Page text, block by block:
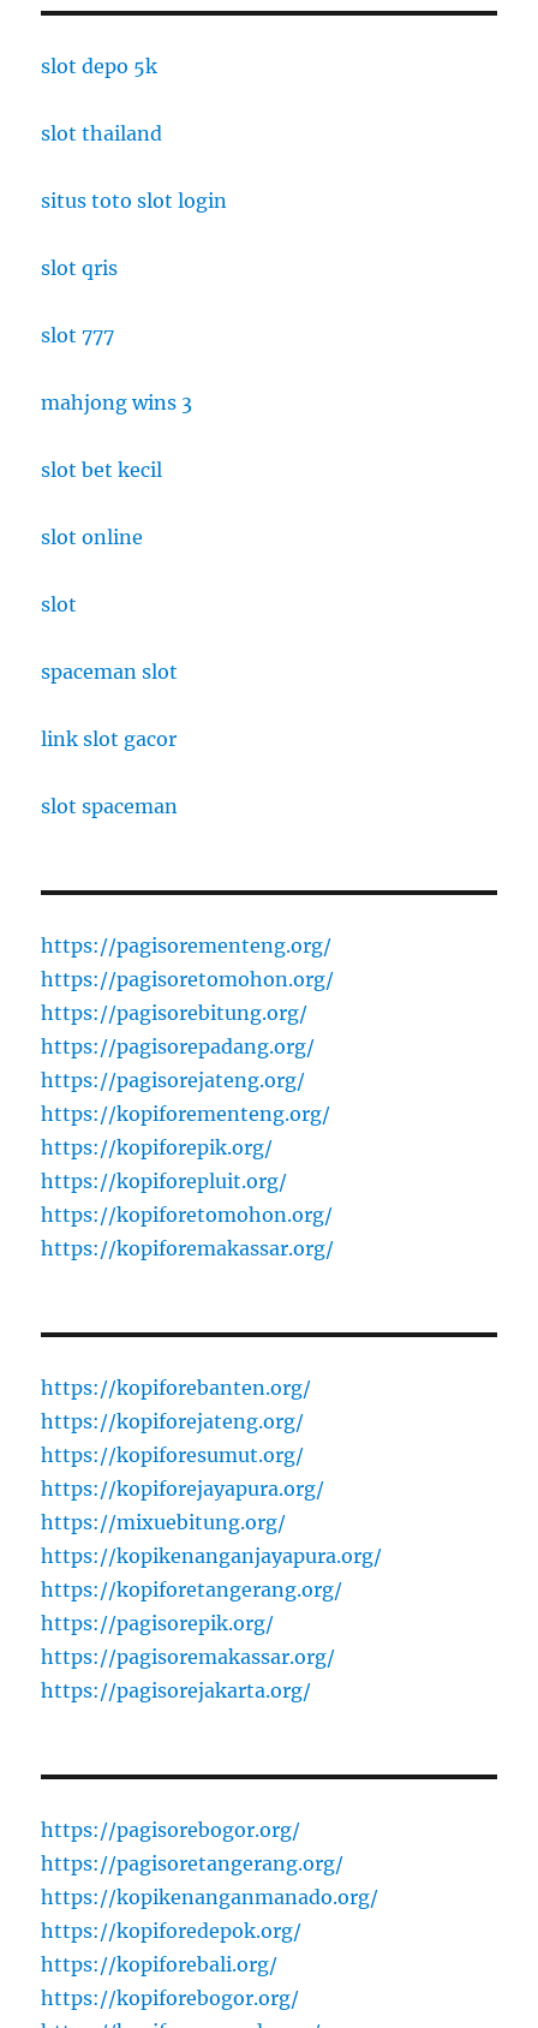
slot depo 5k
slot thailand
situs toto slot login
slot qris
slot 777
mahjong wins 3
slot bet kecil
slot online
slot
spaceman slot
link slot gacor
slot spaceman
https://pagisorementeng.org/
https://pagisoretomohon.org/
https://pagisorebitung.org/
https://pagisorepadang.org/
https://pagisorejateng.org/
https://kopiforementeng.org/
https://kopiforepik.org/
https://kopiforepluit.org/
https://kopiforetomohon.org/
https://kopiforemakassar.org/
https://kopiforebanten.org/
https://kopiforejateng.org/
https://kopiforesumut.org/
https://kopiforejayapura.org/
https://mixuebitung.org/
https://kopikenanganjayapura.org/
https://kopiforetangerang.org/
https://pagisorepik.org/
https://pagisoremakassar.org/
https://pagisorejakarta.org/
https://pagisorebogor.org/
https://pagisoretangerang.org/
https://kopikenanganmanado.org/
https://kopiforedepok.org/
https://kopiforebali.org/
https://kopiforebogor.org/